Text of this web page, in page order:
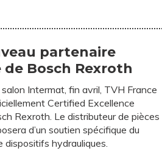
partenaire
Bosch Rexroth
salon Intermat, fin avril, TVH France
Certified Excellence
Rexroth. Le distributeur de pièces
d’un soutien spécifique du
dispositifs hydrauliques.